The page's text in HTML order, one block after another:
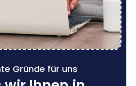
Gründe für uns